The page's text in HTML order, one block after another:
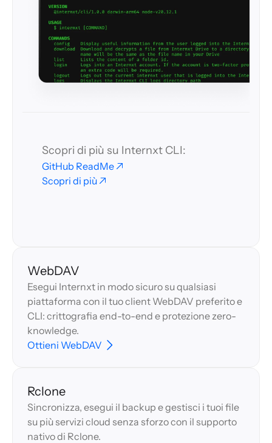
Scopri di più su Internxt CLI:
GitHub ReadMe
Scopri di più
WebDAV
Esegui Internxt in modo sicuro su qualsiasi
piattaforma con il tuo client WebDAV preferito e
CLI: crittografia end-to-end e protezione zero-
knowledge.
Ottieni WebDAV
Rclone
Sincronizza, esegui il backup e gestisci i tuoi file
su più servizi cloud senza sforzo con il supporto
nativo di Rclone.